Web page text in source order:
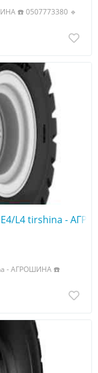
☎️ 0507773380 🔹
E4/L4 tirshina -
- АГРОШИНА ☎️